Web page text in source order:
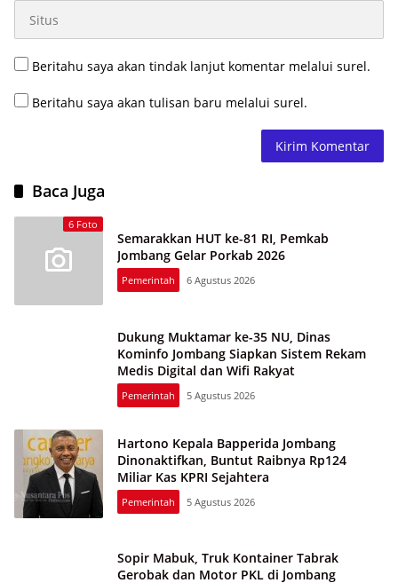
Beritahu saya akan tindak lanjut komentar melalui surel.
Beritahu saya akan tulisan baru melalui surel.
Baca Juga
6 Foto
Semarakkan HUT ke-81 RI, Pemkab
Jombang Gelar Porkab 2026
Pemerintah 6 Agustus 2026
Dukung Muktamar ke-35 NU, Dinas
Kominfo Jombang Siapkan Sistem Rekam
Medis Digital dan Wifi Rakyat
Pemerintah 5 Agustus 2026
Hartono Kepala Bapperida Jombang
Dinonaktifkan, Buntut Raibnya Rp124
Miliar Kas KPRI Sejahtera
Pemerintah 5 Agustus 2026
Sopir Mabuk, Truk Kontainer Tabrak
Gerobak dan Motor PKL di Jombang